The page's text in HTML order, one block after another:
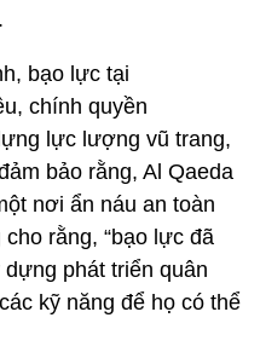
bạo lực tại
chính quyền
lực lượng vũ trang,
bảo rằng, Al Qaeda
nơi ẩn náu an toàn
rằng, “bạo lực đã
phát triển quân
kỹ năng để họ có thể